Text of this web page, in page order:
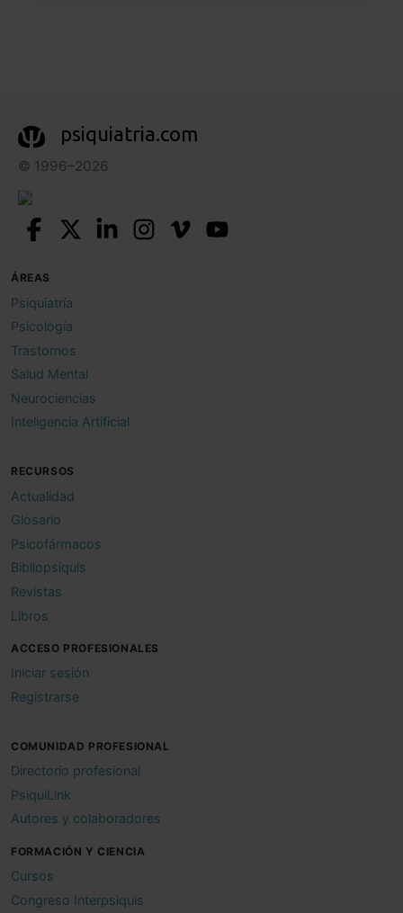
psiquiatria.com
© 1996–2026
ÁREAS
Psiquiatría
Psicología
Trastornos
Salud Mental
Neurociencias
Inteligencia Artificial
RECURSOS
Actualidad
Glosario
Psicofármacos
Bibliopsiquis
Revistas
Libros
ACCESO PROFESIONALES
Iniciar sesión
Registrarse
COMUNIDAD PROFESIONAL
Directorio profesional
PsiquiLink
Autores y colaboradores
FORMACIÓN Y CIENCIA
Cursos
Congreso Interpsiquis